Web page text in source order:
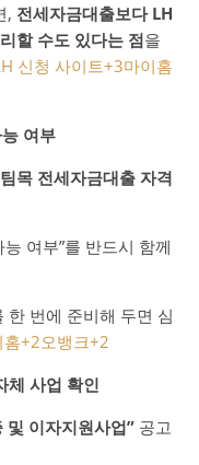
, 전세자금대출보다 LH
할 수도 있다는 점을
신청 사이트+3마이홈
여부
목 전세자금대출 자격
여부”를 반드시 함께
한 번에 준비해 두면 심
홈+2오뱅크+2
체 사업 확인
및 이자지원사업” 공고